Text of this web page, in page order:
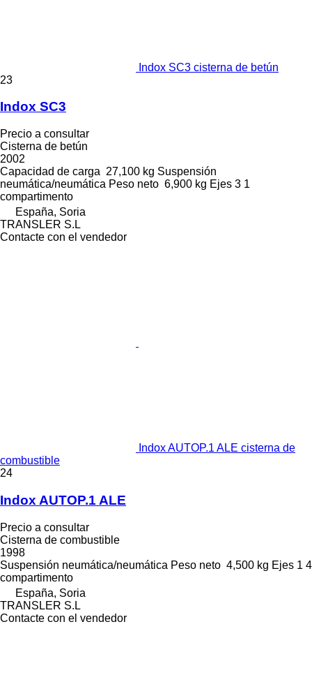
Indox SC3 cisterna de betún
23
Indox SC3
Precio a consultar
Cisterna de betún
2002
Capacidad de carga 27,100 kg Suspensión
neumática/neumática Peso neto 6,900 kg Ejes 3 1
compartimento
España, Soria
TRANSLER S.L
Contacte con el vendedor
Indox AUTOP.1 ALE cisterna de
combustible
24
Indox AUTOP.1 ALE
Precio a consultar
Cisterna de combustible
1998
Suspensión neumática/neumática Peso neto 4,500 kg Ejes 1 4
compartimento
España, Soria
TRANSLER S.L
Contacte con el vendedor